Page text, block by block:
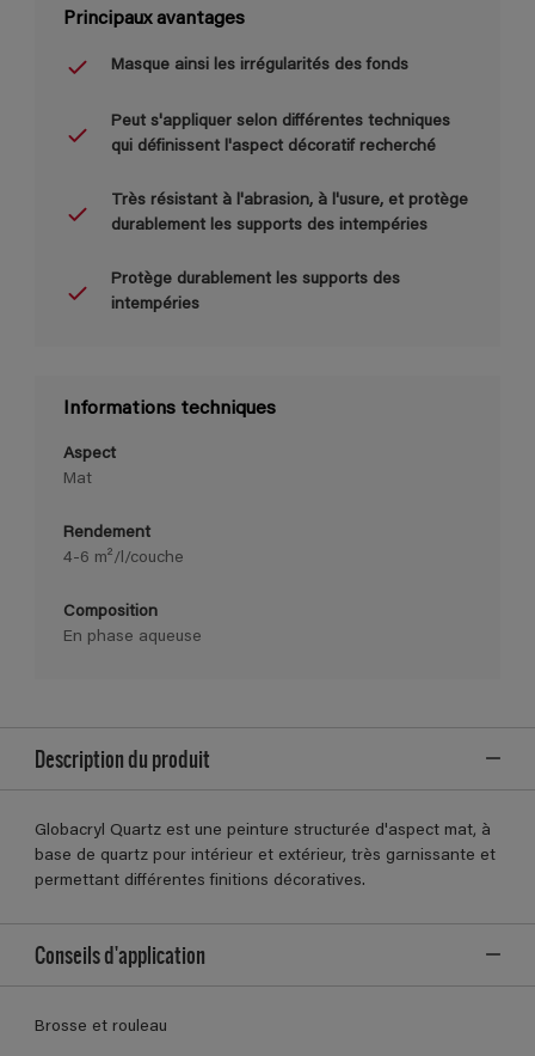
Principaux avantages
Masque ainsi les irrégularités des fonds
Peut s'appliquer selon différentes techniques
qui définissent l'aspect décoratif recherché
Très résistant à l'abrasion, à l'usure, et protège
durablement les supports des intempéries
Protège durablement les supports des
intempéries
Informations techniques
Aspect
Mat
Rendement
4-6 m²/l/couche
Composition
En phase aqueuse
Description du produit
Globacryl Quartz est une peinture structurée d'aspect mat, à
base de quartz pour intérieur et extérieur, très garnissante et
permettant différentes finitions décoratives.
Conseils d'application
Brosse et rouleau